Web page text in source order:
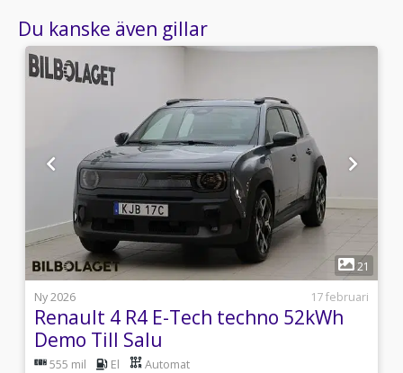
Du kanske även gillar
21
Ny 2026
17 februari
Renault 4 R4 E-Tech techno 52kWh
Demo Till Salu
555 mil El Automat